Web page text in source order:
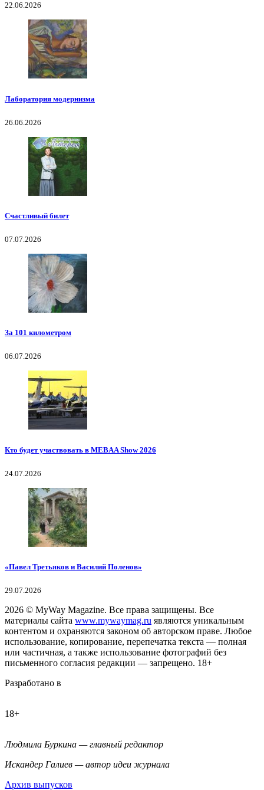
22.06.2026
Лаборатория модернизма
26.06.2026
Счастливый билет
07.07.2026
За 101 километром
06.07.2026
Кто будет участвовать в MEBAA Show 2026
24.07.2026
«Павел Третьяков и Василий Поленов»
29.07.2026
2026 © MyWay Magazine. Все права защищены. Все
материалы сайта www.mywaymag.ru являются уникальным
контентом и охраняются законом об авторском праве. Любое
использование, копирование, перепечатка текста — полная
или частичная, а также использование фотографий без
письменного согласия редакции — запрещено. 18+
Разработано в
18+
Людмила Буркина — главный редактор
Искандер Галиев — автор идеи журнала
Архив выпусков